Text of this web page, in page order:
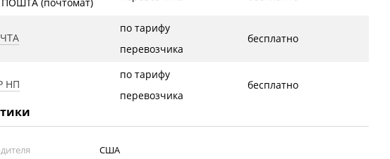
по тарифу
перевозчика
бесплатно
НП
по тарифу
перевозчика
бесплатно
США